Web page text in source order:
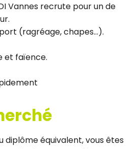
Vannes recrute pour un de
(ragréage, chapes…).
et faïence.
diplôme équivalent, vous êtes